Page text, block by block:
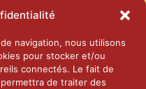
navigation, nous utilisons
pour stocker et/ou
connectés. Le fait de
de traiter des
et Abbaye de St-